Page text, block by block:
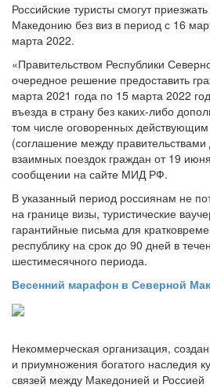
Российские туристы смогут
Македонию без виз в период с 16
марта 2022.
«Правительством Республики
очередное решение предоставить
марта 2021 года по 15 марта 2022
въезда в страну без каких-либо
том числе оговоренных
(соглашение между правительствами
взаимных поездок граждан от 19
сообщении на сайте МИД РФ.
В указанный период россиянам не
на границе визы, туристические
гарантийные письма для
республику на срок до 90 дней в
шестимесячного периода.
Весенний марафон в Северной
Некоммерческая организация,
и приумножения богатого наследия
связей между Македонией и Россией